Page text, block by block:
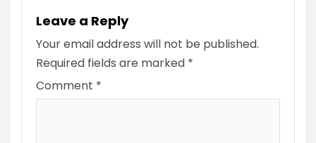
Leave a Reply
Your email address will not be published.
Required fields are marked *
Comment *